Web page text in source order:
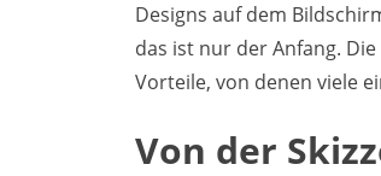
Designs auf dem
das ist nur der Anfang.
Vorteile, von denen viele
Von der